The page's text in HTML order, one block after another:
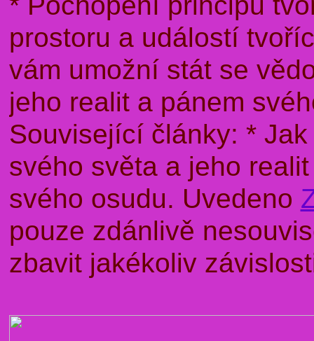
prostoru a událostí
vám umožní stát se
jeho realit a pánem
Související články: *
svého světa a jeho
svého osudu. Uvedeno
pouze zdánlivě
zbavit jakékoliv